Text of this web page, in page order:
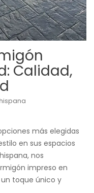
Calidad,
más elegidas
en sus espacios
nos
impreso en
toque único y